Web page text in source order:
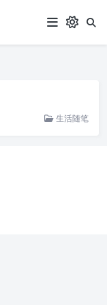
生活随笔